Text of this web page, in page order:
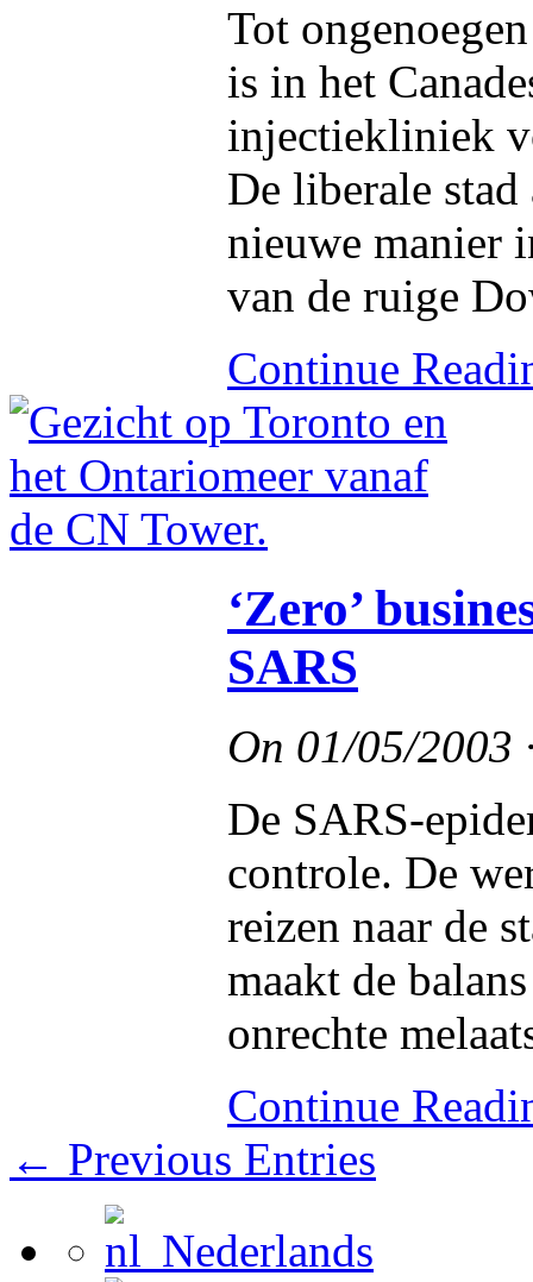
Tot
is in het
injectiekliniek
De liberale
nieuwe manier
van de ruige
Continue
‘Zero’
SARS
On 01/05/2003
De SARS-
controle. De
reizen naar de
maakt de
onrechte
Continue
← Previous Entries
Nederlands